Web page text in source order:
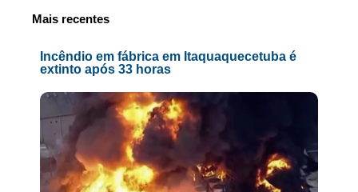
Mais recentes
Incêndio em fábrica em Itaquaquecetuba é
extinto após 33 horas